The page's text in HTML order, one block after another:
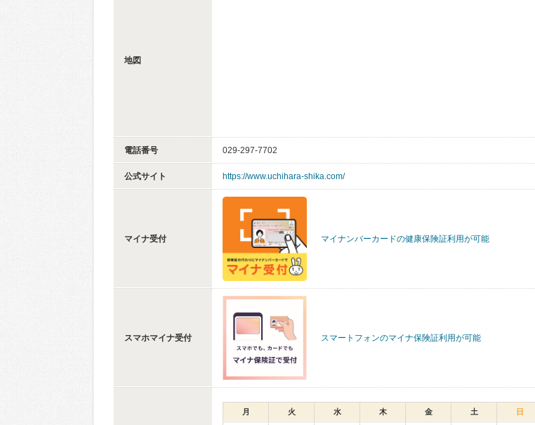
地図
電話番号 029-297-7702
公式サイト https://www.uchihara-shika.com/
マイナ受付 マイナンバーカードの健康保険証利用が可能
スマホマイナ受付 スマートフォンのマイナ保険証利用が可能
月 火 水 木 金 土 日